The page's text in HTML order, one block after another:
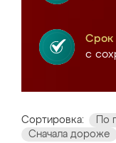
Срок
с
Сортировка: По
Сначала дороже